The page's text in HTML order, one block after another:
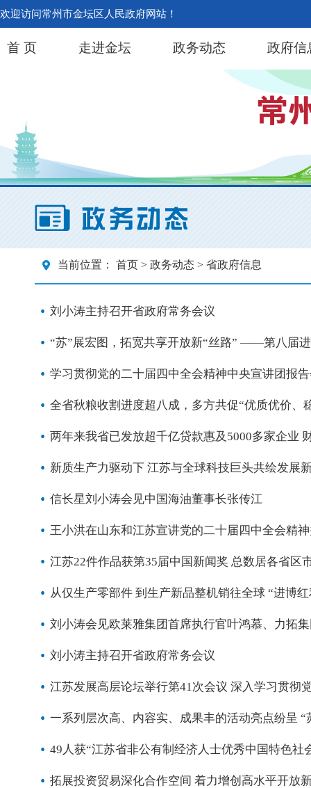
欢迎访问常州市金坛区人民政府网站！
首 页 走进金坛 政务动态 政府信
当前位置： 首页 > 政务动态 > 省政府信息
刘小涛主持召开省政府常务会议
“苏”展宏图，拓宽共享开放新“丝路” ——第八届
学习贯彻党的二十届四中全会精神中央宣讲团报
全省秋粮收割进度超八成，多方共促“优质优价、
两年来我省已发放超千亿贷款惠及5000多家企业
新质生产力驱动下 江苏与全球科技巨头共绘发展
信长星刘小涛会见中国海油董事长张传江
王小洪在山东和江苏宣讲党的二十届四中全会精
江苏22件作品获第35届中国新闻奖 总数居各省区
从仅生产零部件 到生产新品整机销往全球 “进博
刘小涛会见欧莱雅集团首席执行官叶鸿慕、力拓
刘小涛主持召开省政府常务会议
江苏发展高层论坛举行第41次会议 深入学习贯彻
一系列层次高、内容实、成果丰的活动亮点纷呈 “
49人获“江苏省非公有制经济人士优秀中国特色
拓展投资贸易深化合作空间 着力增创高水平开放